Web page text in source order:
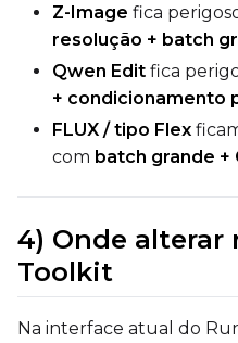
Z-Image fica
resolução + batch
Qwen Edit fica
+ condicionamento
FLUX / tipo Flex
com batch grande +
4) Onde alterar
Toolkit
Na interface atual do